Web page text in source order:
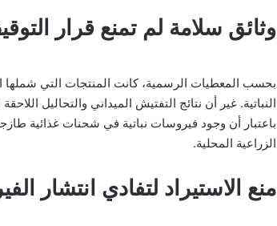
وثائق سلامة لم تمنع قرار
بحسب المعطيات الرسمية، كانت المنتجات التي شملها
النباتية. غير أن نتائج التفتيش الميداني والتحاليل
باعتبار أن وجود فيروسات نباتية في شحنات غذائية
الزراعية المحلية.
منع الاستيراد لتفادي انتشار